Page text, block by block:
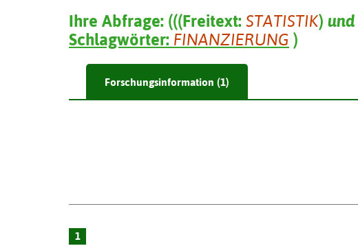
Ihre Abfrage: (((Freitext: STATISTIK) und
Schlagwörter: FINANZIERUNG )
Forschungsinformation (1)
1